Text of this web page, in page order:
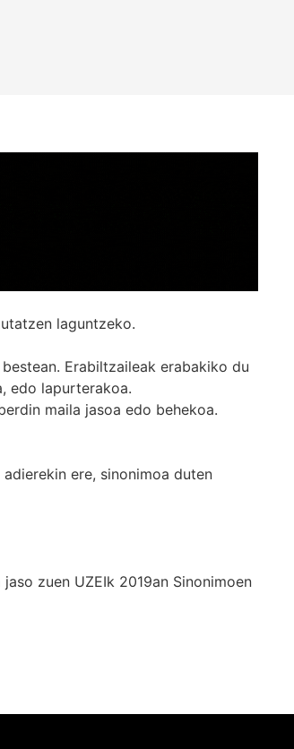
laguntzeko.
Erabiltzaileak erabakiko du
edo lapurterakoa.
maila jasoa edo behekoa.
ere, sinonimoa duten
zuen UZEIk 2019an Sinonimoen